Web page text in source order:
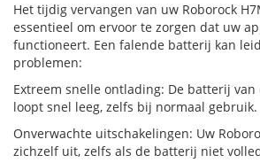
Het tijdig vervangen van uw Roborock
essentieel om ervoor te zorgen dat uw
functioneert. Een falende batterij kan
problemen:
Extreem snelle ontlading: De batterij van
loopt snel leeg, zelfs bij normaal gebruik.
Onverwachte uitschakelingen: Uw
zichzelf uit, zelfs als de batterij niet